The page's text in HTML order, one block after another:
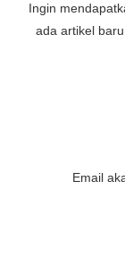
Ingin
ada artikel
Email